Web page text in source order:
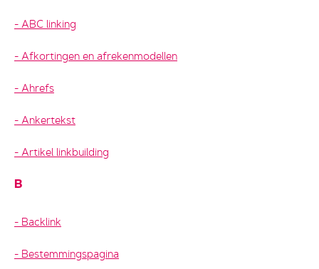
ABC linking
Afkortingen en afrekenmodellen
Ahrefs
Ankertekst
Artikel linkbuilding
B
Backlink
Bestemmingspagina